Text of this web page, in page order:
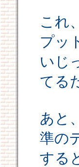
これ
プッ
いじ
てる
あと
準の
する